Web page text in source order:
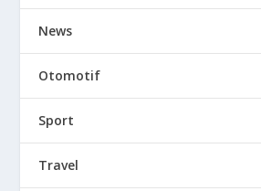
News
Otomotif
Sport
Travel